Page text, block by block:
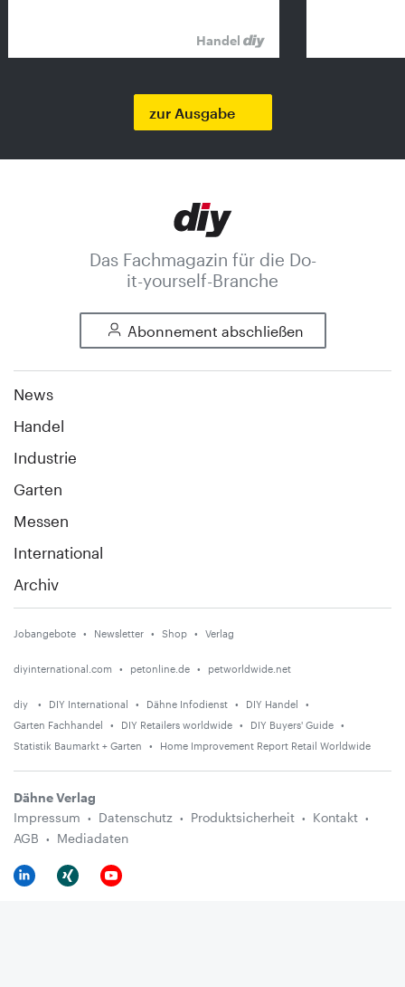
Handel
zur Ausgabe
Das Fachmagazin für die Do-
it-yourself-Branche
Abonnement abschließen
News
Handel
Industrie
Garten
Messen
International
Archiv
Jobangebote Newsletter Shop Verlag
diyinternational.com petonline.de petworldwide.net
diy DIY International Dähne Infodienst
DIY Handel
Garten Fachhandel
DIY Retailers worldwide
DIY Buyers' Guide
Statistik Baumarkt + Garten
Home Improvement Report Retail Worldwide
Dähne Verlag
Impressum
Datenschutz Produktsicherheit
Kontakt
AGB
Mediadaten